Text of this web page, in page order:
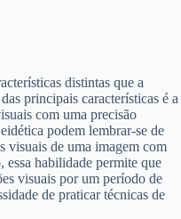
distintas que a
principais características é a
com uma precisão
podem lembrar-se de
visuais de uma imagem com
essa habilidade permite que
visuais por um período de
de praticar técnicas de